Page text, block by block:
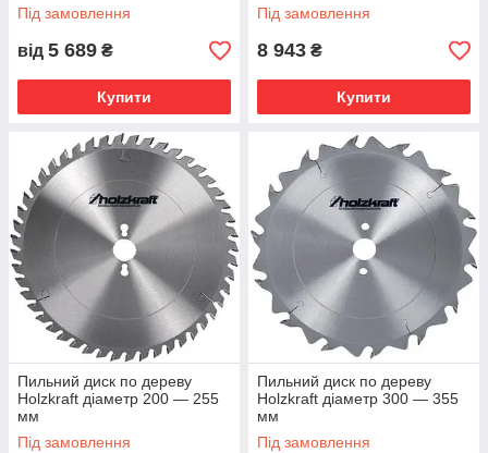
Під замовлення
від 5 689 ₴
Купити
Під замовлення
8 943 ₴
Купити
Пильний диск по дереву
Holzkraft діаметр 200 — 255
мм
Під замовлення
Пильний диск по дереву
Holzkraft діаметр 300 — 355
мм
Під замовлення